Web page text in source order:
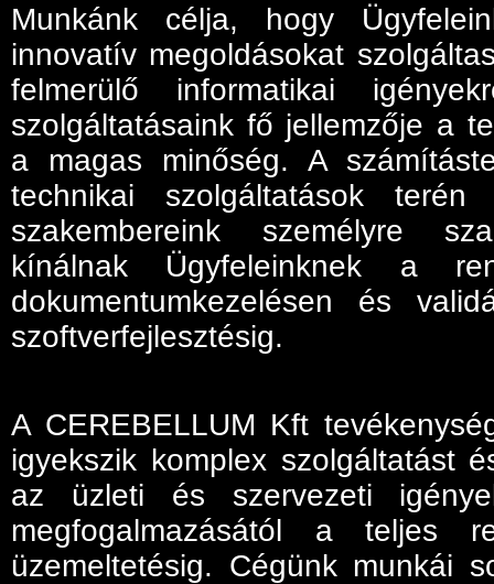
Munkánk célja, hogy
innovatív megoldásokat
felmerülő informatikai
szolgáltatásaink fő jellemzője a
a magas minőség. A
technikai szolgáltatások terén
szakembereink személyre
kínálnak Ügyfeleinknek a
dokumentumkezelésen és
szoftverfejlesztésig.
A CEREBELLUM Kft
igyekszik komplex szolgáltatást
az üzleti és szervezeti
megfogalmazásától a teljes
üzemeltetésig. Cégünk munkái